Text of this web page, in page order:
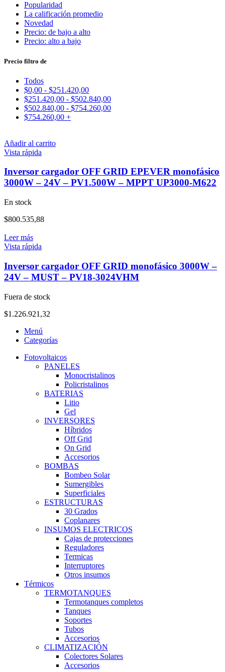
Popularidad
La calificación promedio
Novedad
Precio: de bajo a alto
Precio: alto a bajo
Precio filtro de
Todos
$0,00 - $251.420,00
$251.420,00 - $502.840,00
$502.840,00 - $754.260,00
$754.260,00 +
Añadir al carrito
Vista rápida
Inversor cargador OFF GRID EPEVER monofásico
3000W – 24V – PV1.500W – MPPT UP3000-M622
En stock
$800.535,88
Leer más
Vista rápida
Inversor cargador OFF GRID monofásico 3000W –
24V – MUST – PV18-3024VHM
Fuera de stock
$1.226.921,32
Menú
Categorías
Fotovoltaicos
PANELES
Monocristalinos
Policristalinos
BATERIAS
Litio
Gel
INVERSORES
Híbridos
Off Grid
On Grid
Accesorios
BOMBAS
Bombeo Solar
Sumergibles
Superficiales
ESTRUCTURAS
30 Grados
Coplanares
INSUMOS ELECTRICOS
Cajas de protecciones
Reguladores
Termicas
Interruptores
Otros insumos
Térmicos
TERMOTANQUES
Termotanques completos
Tanques
Soportes
Tubos
Accesorios
CLIMATIZACIÓN
Colectores Solares
Accesorios